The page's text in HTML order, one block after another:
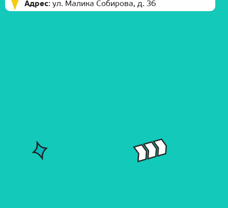
Адрес: ул. Малика Собирова, д. 36